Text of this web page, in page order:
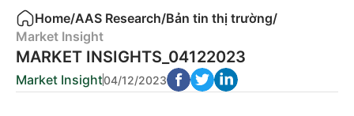
Home/AAS Research/Bản tin thị trường/
Market Insight
MARKET INSIGHTS_04122023
Market Insight04/12/2023